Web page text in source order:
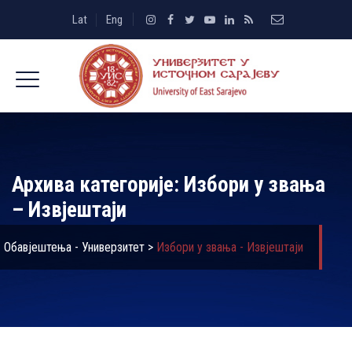
Lat Eng
Архива категорије: Избори у звања
– Извјештаји
Обавјештења - Универзитет > Избори у звања - Извјештаји